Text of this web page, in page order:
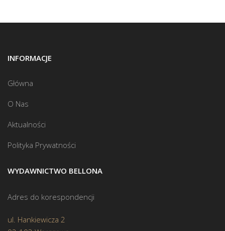
INFORMACJE
Główna
O Nas
Aktualności
Polityka Prywatności
WYDAWNICTWO BELLONA
Adres do korespondencji
ul. Hankiewicza 2